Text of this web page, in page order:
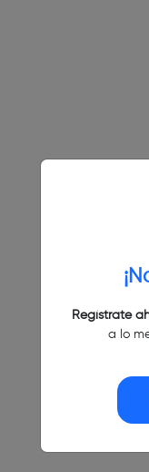
Regístrate
a lo